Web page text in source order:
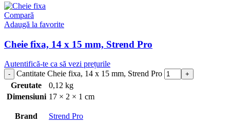
Compară
Adaugă la favorite
Cheie fixa, 14 x 15 mm, Strend Pro
Autentifică-te ca să vezi prețurile
Cantitate Cheie fixa, 14 x 15 mm, Strend Pro
Greutate
0,12 kg
Dimensiuni 17 × 2 × 1 cm
Brand Strend Pro